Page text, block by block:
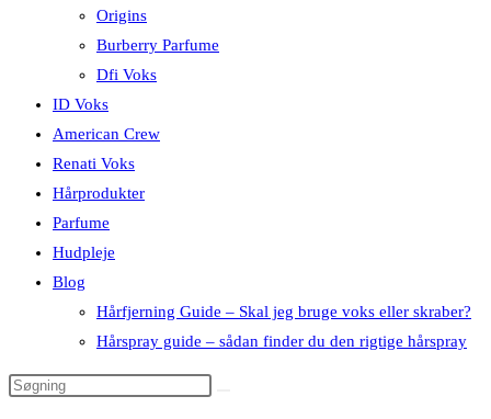
Origins
Burberry Parfume
Dfi Voks
ID Voks
American Crew
Renati Voks
Hårprodukter
Parfume
Hudpleje
Blog
Hårfjerning Guide – Skal jeg bruge voks eller skraber?
Hårspray guide – sådan finder du den rigtige hårspray